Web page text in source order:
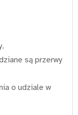
zamknieta.
są przerwy
o udziale w